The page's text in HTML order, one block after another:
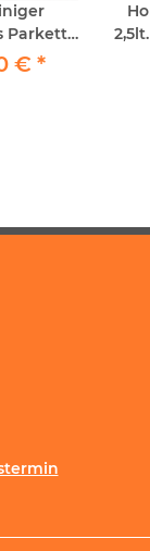
Parkett
€ *